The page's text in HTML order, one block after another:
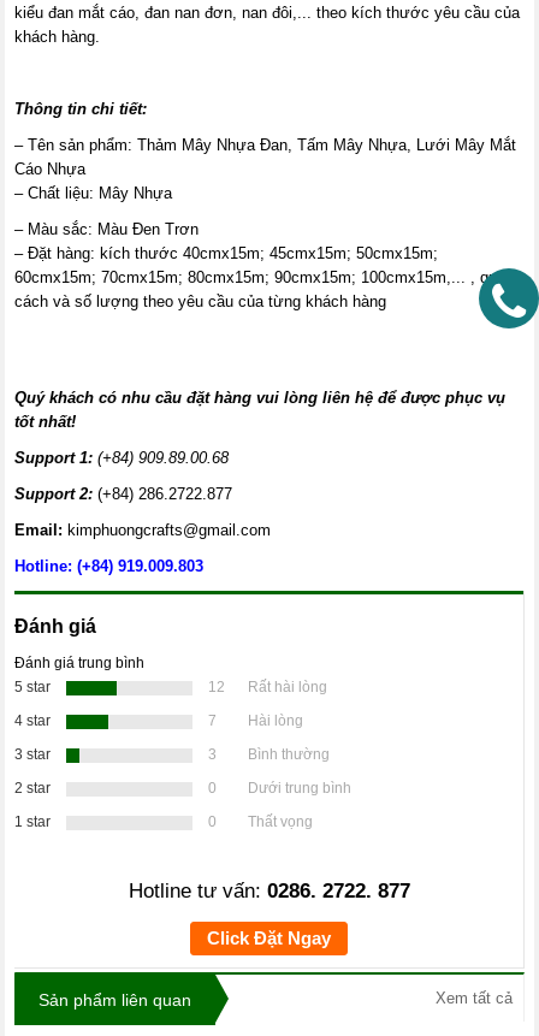
kiểu đan mắt cáo, đan nan đơn, nan đôi,... theo kích thước yêu cầu của
khách hàng.
Thông tin chi tiết:
– Tên sản phẩm: Thảm Mây Nhựa Đan, Tấm Mây Nhựa, Lưới Mây Mắt
Cáo Nhựa
– Chất liệu: Mây Nhựa
– Màu sắc: Màu Đen Trơn
– Đặt hàng: kích thước 40cmx15m; 45cmx15m; 50cmx15m;
60cmx15m; 70cmx15m; 80cmx15m; 90cmx15m; 100cmx15m,... , quy
cách và số lượng theo yêu cầu của từng khách hàng
Quý khách có nhu cầu đặt hàng vui lòng liên hệ để được phục vụ
tốt nhất!
Support 1:(+84) 909.89.00.68
Support 2:(+84) 286.2722.877
Email: kimphuongcrafts@gmail.com
Hotline: (+84) 919.009.803
Đánh giá
Đánh giá trung bình
5 star
12
Rất hài lòng
4 star
7
Hài lòng
3 star
3
Bình thường
2 star
0
Dưới trung bình
1 star
0 Thất vọng
Hotline tư vấn: 0286. 2722. 877
Click Đặt Ngay
Sản phẩm liên quan Xem tất cả